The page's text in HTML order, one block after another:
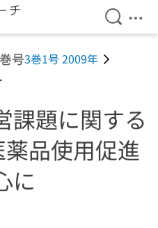
検索を
メ
巻号3巻1号 2009年
課題に関する
品使用促進
に